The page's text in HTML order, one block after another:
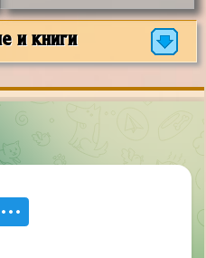
и книги